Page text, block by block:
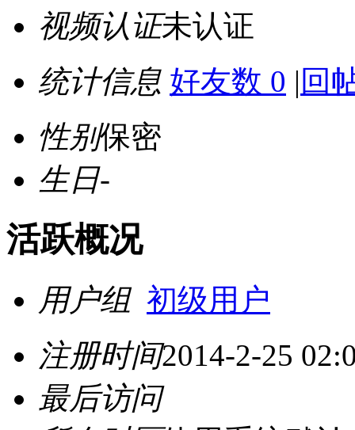
视频认证未认证
统计信息 好友数 0 | 回
性别保密
生日-
活跃概况
用户组 初级用户
注册时间2014-2-25
最后访问